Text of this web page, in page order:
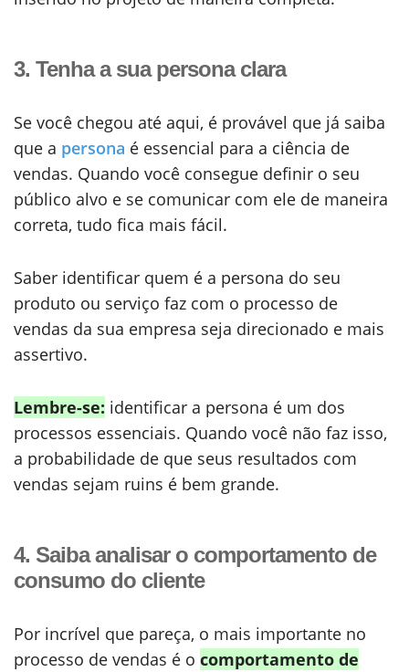
3. Tenha a sua persona clara
Se você chegou até aqui, é provável que já saiba
que a persona é essencial para a ciência de
vendas. Quando você consegue definir o seu
público alvo e se comunicar com ele de maneira
correta, tudo fica mais fácil.
Saber identificar quem é a persona do seu
produto ou serviço faz com o processo de
vendas da sua empresa seja direcionado e mais
assertivo.
Lembre-se: identificar a persona é um dos
processos essenciais. Quando você não faz isso,
a probabilidade de que seus resultados com
vendas sejam ruins é bem grande.
4. Saiba analisar o comportamento de
consumo do cliente
Por incrível que pareça, o mais importante no
processo de vendas é o comportamento de